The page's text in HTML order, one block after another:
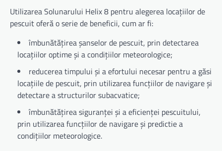
Utilizarea Solunarului Helix 8 pentru alegerea locațiilor de
pescuit oferă o serie de beneficii, cum ar fi:
îmbunătățirea șanselor de pescuit, prin detectarea
locațiilor optime și a condițiilor meteorologice;
reducerea timpului și a efortului necesar pentru a găsi
locațiile de pescuit, prin utilizarea funcțiilor de navigare și
detectare a structurilor subacvatice;
îmbunătățirea siguranței și a eficienței pescuitului,
prin utilizarea funcțiilor de navigare și predictie a
condițiilor meteorologice.